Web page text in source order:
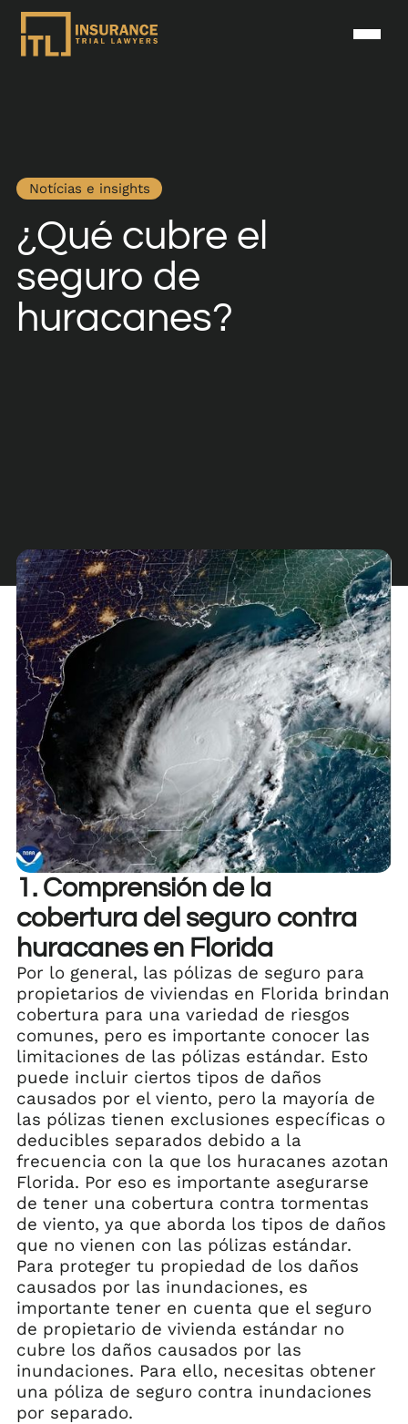
Notícias e insights
¿Qué cubre el
seguro de
huracanes?
1. Comprensión de la
cobertura del seguro contra
huracanes en Florida
Por lo general, las pólizas de seguro para
propietarios de viviendas en Florida brindan
cobertura para una variedad de riesgos
comunes, pero es importante conocer las
limitaciones de las pólizas estándar. Esto
puede incluir ciertos tipos de daños
causados por el viento, pero la mayoría de
las pólizas tienen exclusiones específicas o
deducibles separados debido a la
frecuencia con la que los huracanes azotan
Florida. Por eso es importante asegurarse
de tener una cobertura contra tormentas
de viento, ya que aborda los tipos de daños
que no vienen con las pólizas estándar.
Para proteger tu propiedad de los daños
causados por las inundaciones, es
importante tener en cuenta que el seguro
de propietario de vivienda estándar no
cubre los daños causados por las
inundaciones. Para ello, necesitas obtener
una póliza de seguro contra inundaciones
por separado.